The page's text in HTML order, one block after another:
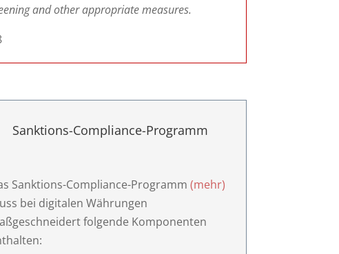
and other appropriate measures.
Sanktions-Compliance-Programm
Sanktions-Compliance-Programm (mehr)
bei digitalen Währungen
folgende Komponenten